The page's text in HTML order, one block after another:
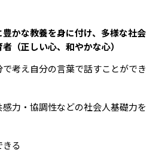
かな教養を身に付け、多様な社会
（正しい心、和やかな心）
考え自分の言葉で話すことができ
力・協調性などの社会人基礎力を
る